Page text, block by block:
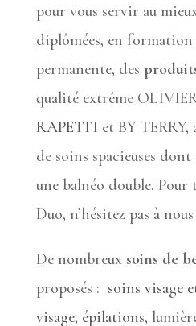
pour vous servir au
diplômées, en
permanente, des
qualité extrême
RAPETTI et BY TERRY,
de soins spacieuses
une balnéo double. Pour
Duo, n’hésitez pas à
De nombreux soins de
proposés : soins visage
visage, épilations,